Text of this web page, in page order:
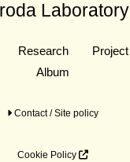
Laboratory
Research Project
Album
Contact / Site policy
Cookie Policy